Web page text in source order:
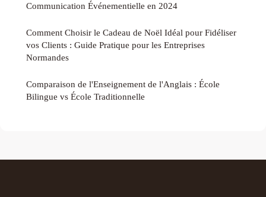
Communication Événementielle en 2024
Comment Choisir le Cadeau de Noël Idéal pour Fidéliser
vos Clients : Guide Pratique pour les Entreprises
Normandes
Comparaison de l'Enseignement de l'Anglais : École
Bilingue vs École Traditionnelle